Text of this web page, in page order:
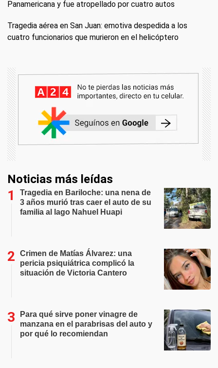
Panamericana y fue atropellado por cuatro autos
Tragedia aérea en San Juan: emotiva despedida a los
cuatro funcionarios que murieron en el helicóptero
Noticias más leídas
Tragedia en Bariloche: una nena de
3 años murió tras caer el auto de su
familia al lago Nahuel Huapi
Crimen de Matías Álvarez: una
pericia psiquiátrica complicó la
situación de Victoria Cantero
Para qué sirve poner vinagre de
manzana en el parabrisas del auto y
por qué lo recomiendan